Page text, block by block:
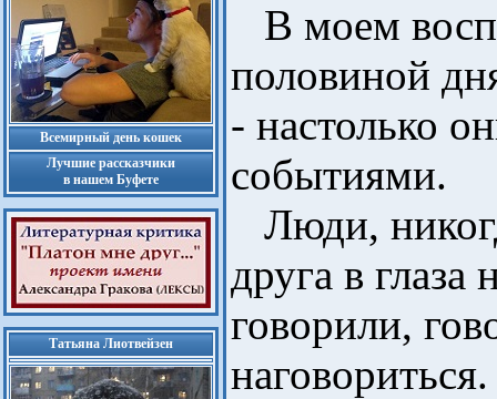
Всемирный день кошек
Лучшие рассказчики
в нашем Буфете
Татьяна Лиотвейзен
В моем
половиной
- настолько
событиями.
Люди,
друга в глаза
говорили,